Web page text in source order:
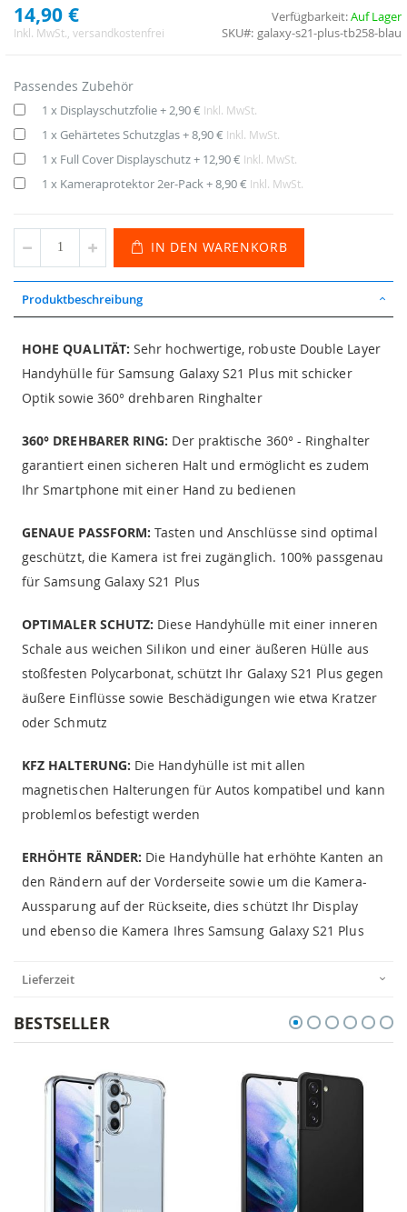
14,90 €
Inkl. MwSt. , versandkostenfrei
Verfügbarkeit:Auf Lager
SKU
galaxy-s21-plus-tb258-blau
Passendes Zubehör
1 x Displayschutzfolie+ 2,90 € Inkl. MwSt.
1 x Gehärtetes Schutzglas+8,90 € Inkl. MwSt.
1 x Full Cover Displayschutz+ 12,90 € Inkl. MwSt.
1 x Kameraprotektor 2er-Pack +8,90 € Inkl. MwSt.
IN DEN WARENKORB
Produktbeschreibung
HOHE QUALITÄT: Sehr hochwertige, robuste Double Layer
Handyhülle für Samsung Galaxy S21 Plus mit schicker
Optik sowie 360° drehbaren Ringhalter
360° DREHBARER RING: Der praktische 360° - Ringhalter
garantiert einen sicheren Halt und ermöglicht es zudem
Ihr Smartphone mit einer Hand zu bedienen
GENAUE PASSFORM: Tasten und Anschlüsse sind optimal
geschützt, die Kamera ist frei zugänglich. 100% passgenau
für Samsung Galaxy S21 Plus
OPTIMALER SCHUTZ: Diese Handyhülle mit einer inneren
Schale aus weichen Silikon und einer äußeren Hülle aus
stoßfesten Polycarbonat, schützt Ihr Galaxy S21 Plus gegen
äußere Einflüsse sowie Beschädigungen wie etwa Kratzer
oder Schmutz
KFZ HALTERUNG: Die Handyhülle ist mit allen
magnetischen Halterungen für Autos kompatibel und kann
problemlos befestigt werden
ERHÖHTE RÄNDER: Die Handyhülle hat erhöhte Kanten an
den Rändern auf der Vorderseite sowie um die Kamera-
Aussparung auf der Rückseite, dies schützt Ihr Display
und ebenso die Kamera Ihres Samsung Galaxy S21 Plus
Lieferzeit
BESTSELLER